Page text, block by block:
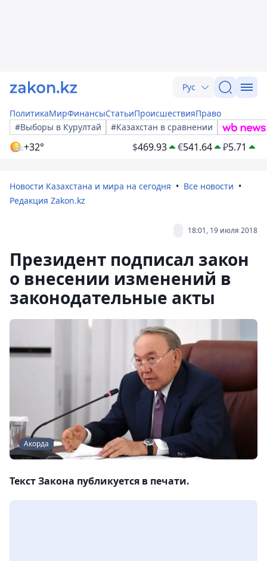
Рус
ПолитикаМирФинансыСтатьиПроисшествияПраво
#Выборы в Курултай
#Казахстан в сравнении
+32° $469.93 €541.64 ₽5.71
Новости Казахстана и мира на сегодня
Все новости
Редакция Zakon.kz
18:01, 19 июля 2018
Президент подписал закон
о внесении изменений в
законодательные акты
Акорда
Текст Закона публикуется в печати.